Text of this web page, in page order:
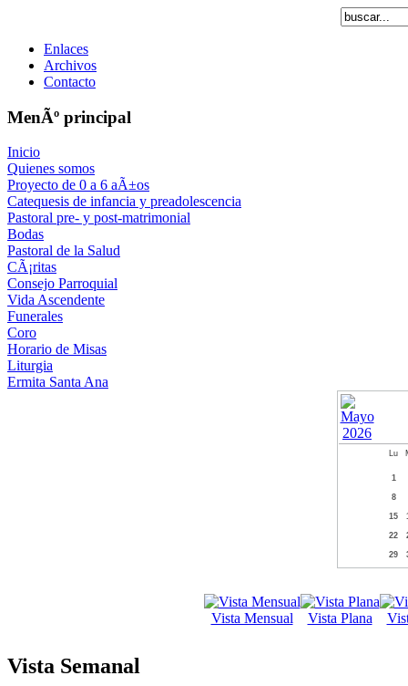
Enlaces
Archivos
Contacto
MenÃº principal
Inicio
Quienes somos
Proyecto de 0 a 6 aÃ±os
Catequesis de infancia y preadolescencia
Pastoral pre- y post-matrimonial
Bodas
Pastoral de la Salud
CÃ¡ritas
Consejo Parroquial
Vida Ascendente
Funerales
Coro
Horario de Misas
Liturgia
Ermita Santa Ana
Lu
1
8
15
22
29
Vista Mensual Vista Plana
Vista Semanal